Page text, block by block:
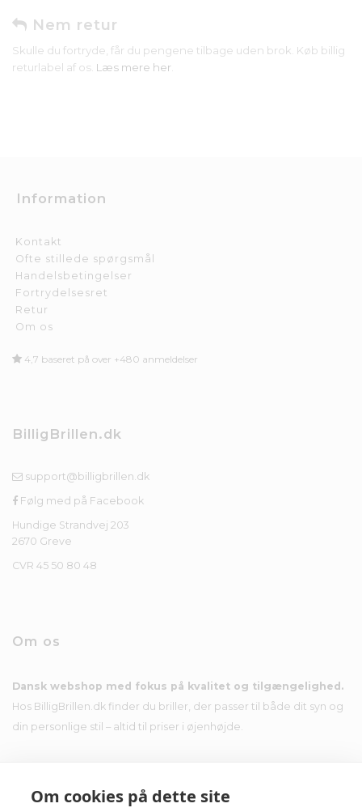
Om cookies på dette site
Nem retur
Skulle du fortryde, får du pengene tilbage uden brok. Køb billig
returlabel af os. Læs mere her
Information
Kontakt
Ofte stillede spørgsmål
Handelsbetingelser
Fortrydelsesret
Retur
Om os
4,7 baseret på over +480 anmeldelser
BilligBrillen.dk
support@billigbrillen.dk
Følg med på Facebook
Hundige Strandvej 203
2670 Greve
CVR 45 50 80 48
Om os
Dansk webshop med fokus på kvalitet og tilgængelighed.
Hos BilligBrillen.dk finder du briller, der passer til både dit syn og
din personlige stil – altid til priser i øjenhøjde.